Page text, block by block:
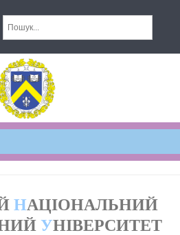
НАЦІОНАЛЬНИЙ
УНІВЕРСИТЕТ